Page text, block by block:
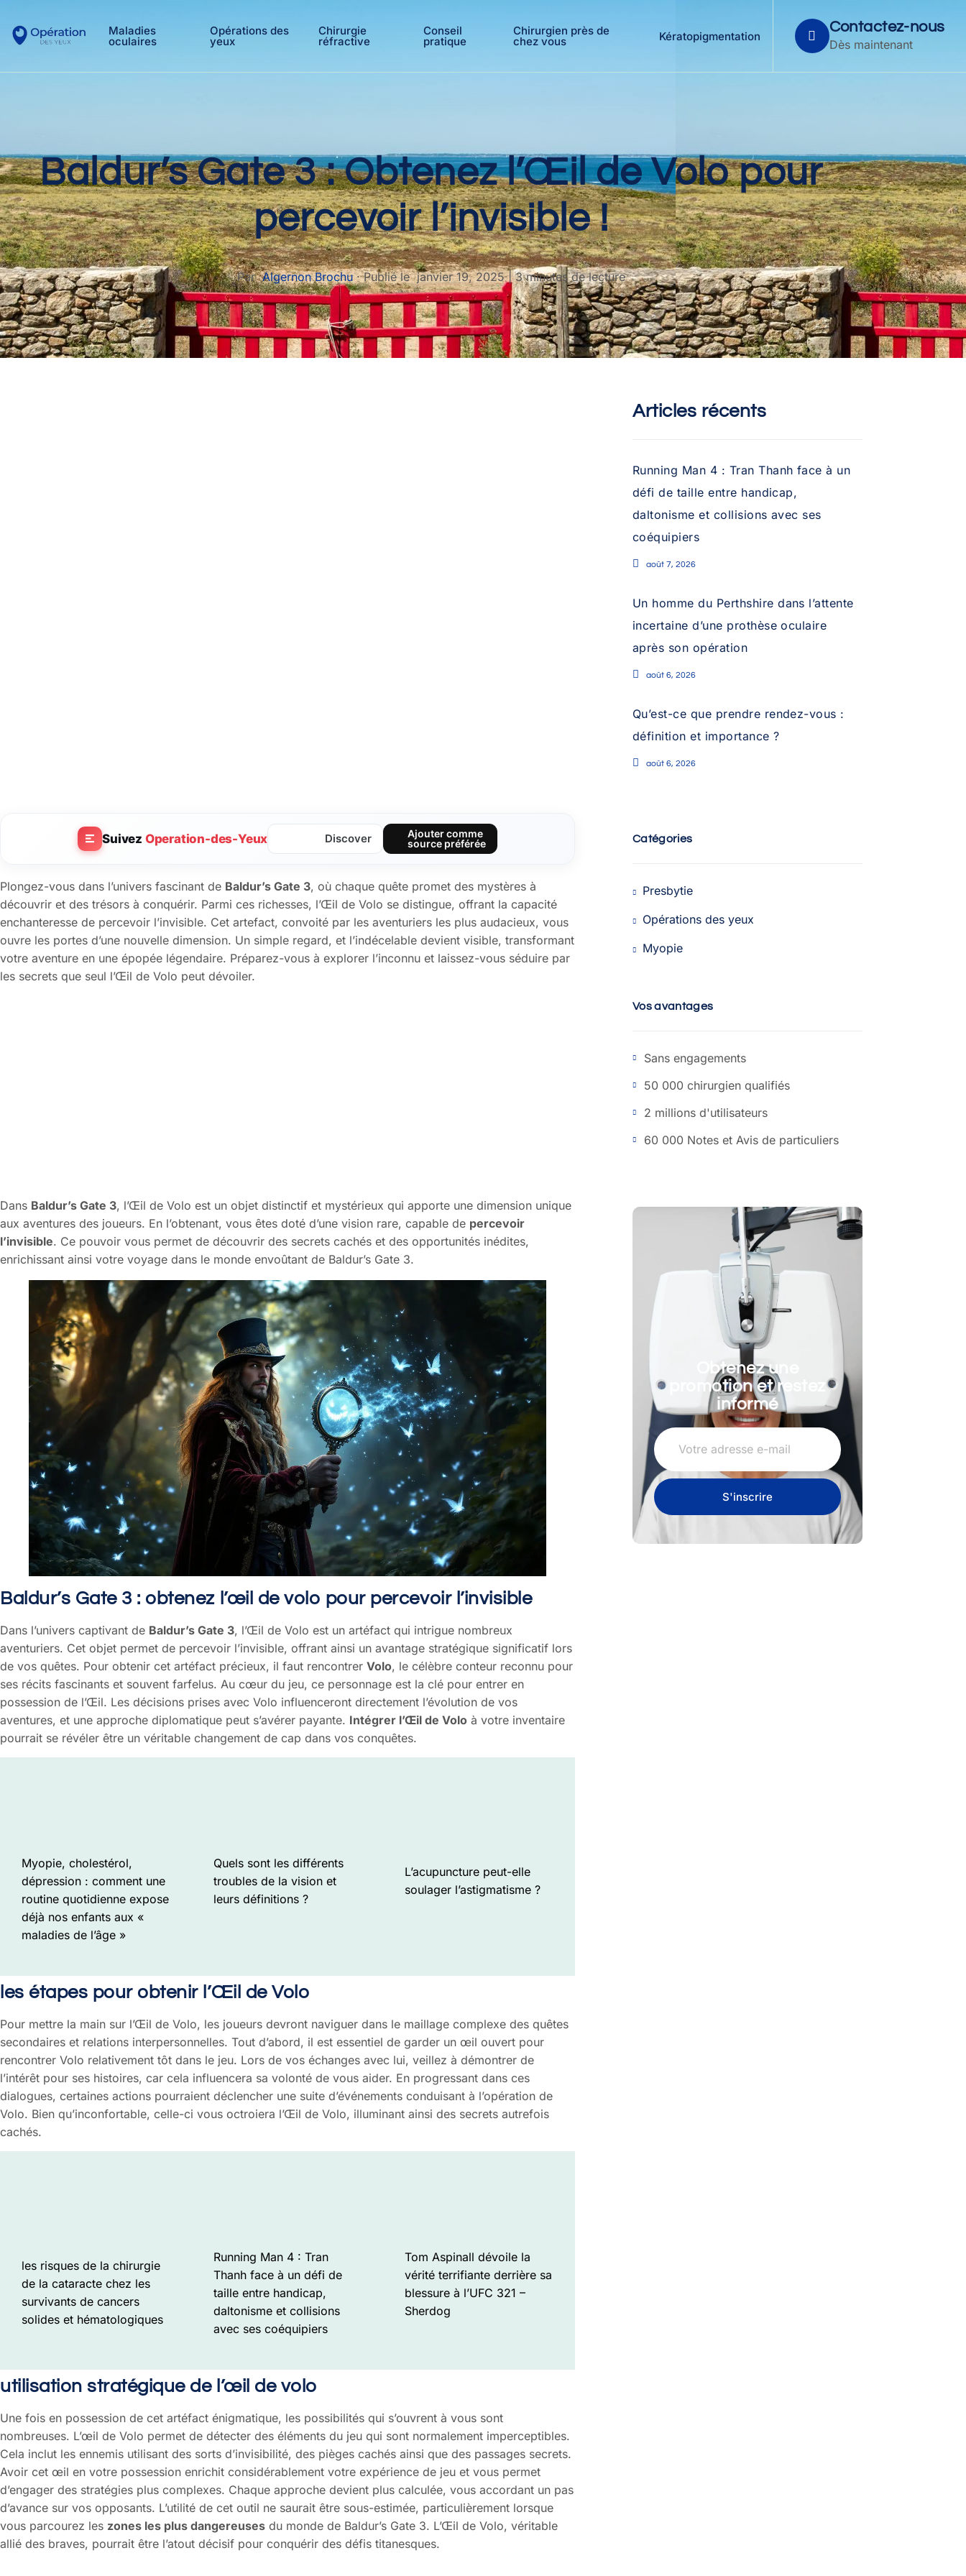
Maladies
oculaires
Opérations des
yeux
Chirurgie
réfractive
Conseil
pratique
Chirurgien près de
chez vous Kératopigmentation
Contactez-nous
Dès maintenant
Baldur’s Gate 3 : Obtenez l’Œil de Volo pour
percevoir l’invisible !
ParAlgernon Brochu· Publié lejanvier 19, 2025| 3 minutes de lecture
Suivez Operation-des-Yeux Discover
Ajouter comme
source préférée
Plongez-vous dans l’univers fascinant de Baldur’s Gate 3, où chaque quête promet des mystères à
découvrir et des trésors à conquérir. Parmi ces richesses, l’Œil de Volo se distingue, offrant la capacité
enchanteresse de percevoir l’invisible. Cet artefact, convoité par les aventuriers les plus audacieux, vous
ouvre les portes d’une nouvelle dimension. Un simple regard, et l’indécelable devient visible, transformant
votre aventure en une épopée légendaire. Préparez-vous à explorer l’inconnu et laissez-vous séduire par
les secrets que seul l’Œil de Volo peut dévoiler.
Dans Baldur’s Gate 3, l’Œil de Volo est un objet distinctif et mystérieux qui apporte une dimension unique
aux aventures des joueurs. En l’obtenant, vous êtes doté d’une vision rare, capable de percevoir
l’invisible. Ce pouvoir vous permet de découvrir des secrets cachés et des opportunités inédites,
enrichissant ainsi votre voyage dans le monde envoûtant de Baldur’s Gate 3.
Baldur’s Gate 3 : obtenez l’œil de volo pour percevoir l’invisible
Dans l’univers captivant de Baldur’s Gate 3, l’Œil de Volo est un artéfact qui intrigue nombreux
aventuriers. Cet objet permet de percevoir l’invisible, offrant ainsi un avantage stratégique significatif lors
de vos quêtes. Pour obtenir cet artéfact précieux, il faut rencontrer Volo, le célèbre conteur reconnu pour
ses récits fascinants et souvent farfelus. Au cœur du jeu, ce personnage est la clé pour entrer en
possession de l’Œil. Les décisions prises avec Volo influenceront directement l’évolution de vos
aventures, et une approche diplomatique peut s’avérer payante. Intégrer l’Œil de Volo à votre inventaire
pourrait se révéler être un véritable changement de cap dans vos conquêtes.
Myopie, cholestérol,
dépression : comment une
routine quotidienne expose
déjà nos enfants aux «
maladies de l’âge »
Quels sont les différents
troubles de la vision et
leurs définitions ?
L’acupuncture peut-elle
soulager l’astigmatisme ?
les étapes pour obtenir l’Œil de Volo
Pour mettre la main sur l’Œil de Volo, les joueurs devront naviguer dans le maillage complexe des quêtes
secondaires et relations interpersonnelles. Tout d’abord, il est essentiel de garder un œil ouvert pour
rencontrer Volo relativement tôt dans le jeu. Lors de vos échanges avec lui, veillez à démontrer de
l’intérêt pour ses histoires, car cela influencera sa volonté de vous aider. En progressant dans ces
dialogues, certaines actions pourraient déclencher une suite d’événements conduisant à l’opération de
Volo. Bien qu’inconfortable, celle-ci vous octroiera l’Œil de Volo, illuminant ainsi des secrets autrefois
cachés.
les risques de la chirurgie
de la cataracte chez les
survivants de cancers
solides et hématologiques
Running Man 4 : Tran
Thanh face à un défi de
taille entre handicap,
daltonisme et collisions
avec ses coéquipiers
Tom Aspinall dévoile la
vérité terrifiante derrière sa
blessure à l’UFC 321 –
Sherdog
utilisation stratégique de l’œil de volo
Une fois en possession de cet artéfact énigmatique, les possibilités qui s’ouvrent à vous sont
nombreuses. L’œil de Volo permet de détecter des éléments du jeu qui sont normalement imperceptibles.
Cela inclut les ennemis utilisant des sorts d’invisibilité, des pièges cachés ainsi que des passages secrets.
Avoir cet œil en votre possession enrichit considérablement votre expérience de jeu et vous permet
d’engager des stratégies plus complexes. Chaque approche devient plus calculée, vous accordant un pas
d’avance sur vos opposants. L’utilité de cet outil ne saurait être sous-estimée, particulièrement lorsque
vous parcourez les zones les plus dangereuses du monde de Baldur’s Gate 3. L’Œil de Volo, véritable
allié des braves, pourrait être l’atout décisif pour conquérir des défis titanesques.
Articles récents
Running Man 4 : Tran Thanh face à un
défi de taille entre handicap,
daltonisme et collisions avec ses
coéquipiers
août 7, 2026
Un homme du Perthshire dans l’attente
incertaine d’une prothèse oculaire
après son opération
août 6, 2026
Qu’est-ce que prendre rendez-vous :
définition et importance ?
août 6, 2026
Catégories
Presbytie
Opérations des yeux
Myopie
Vos avantages
Sans engagements
50 000 chirurgien qualifiés
2 millions d'utilisateurs
60 000 Notes et Avis de particuliers
Obtenez une
promotion et restez
informé
S'inscrire